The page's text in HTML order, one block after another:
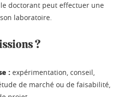
doctorant peut effectuer une
laboratoire.
?
: expérimentation, conseil,
de marché ou de faisabilité,